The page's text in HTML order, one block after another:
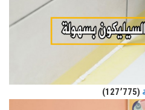
(127٬775)